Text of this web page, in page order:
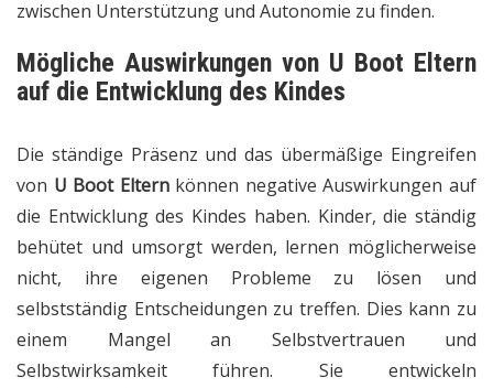
zwischen Unterstützung und Autonomie zu finden.
Mögliche Auswirkungen von U Boot Eltern
auf die Entwicklung des Kindes
Die ständige Präsenz und das übermäßige Eingreifen
von U Boot Elternkönnen negative Auswirkungen auf
die Entwicklung des Kindes haben. Kinder, die ständig
behütet und umsorgt werden, lernen möglicherweise
nicht, ihre eigenen Probleme zu lösen und
selbstständig Entscheidungen zu treffen. Dies kann zu
einem Mangel an Selbstvertrauen und
Selbstwirksamkeit führen. Sie entwickeln